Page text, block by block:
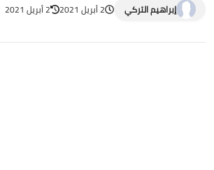
إبراهيم التركي 2 أبريل 2021 2 أبريل 2021